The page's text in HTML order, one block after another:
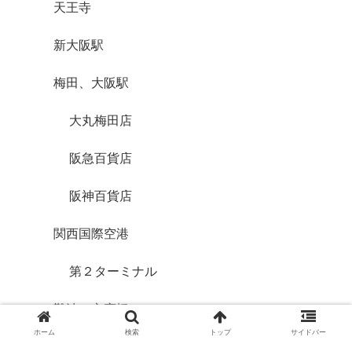
天王寺
新大阪駅
梅田、大阪駅
大丸梅田店
阪急百貨店
阪神百貨店
関西国際空港
第２ターミナル
難波・心斎橋
ホーム 検索 トップ サイドバー